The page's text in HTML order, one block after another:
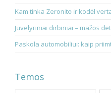
Kam tinka Zeronito ir kodėl
Juvelyriniai dirbiniai – mažos
Paskola automobiliui: kaip
Temos